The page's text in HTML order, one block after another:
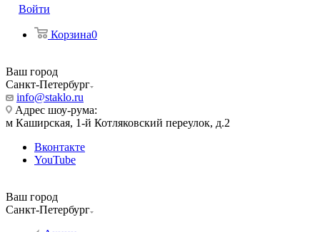
Войти
Корзина0
Ваш город
Санкт-Петербург
info@staklo.ru
Адрес шоу-рума:
м Каширская, 1-й Котляковский переулок, д.2
Вконтакте
YouTube
Ваш город
Санкт-Петербург